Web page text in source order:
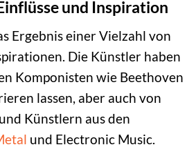
und Inspiration
Ergebnis einer Vielzahl von
Die Künstler haben
Komponisten wie Beethoven
lassen, aber auch von
Künstlern aus den
und Electronic Music.